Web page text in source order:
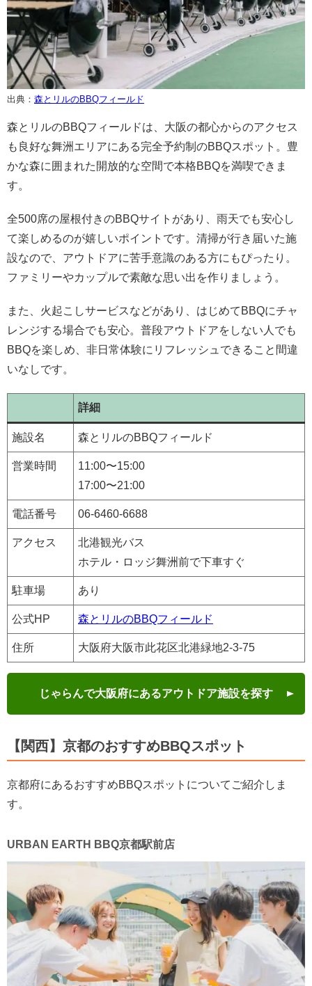
出典： 森とリルのBBQフィールド
森とリルのBBQフィールドは、大阪の都心からのアクセス
も良好な舞洲エリアにある完全予約制のBBQスポット。豊
かな森に囲まれた開放的な空間で本格BBQを満喫できま
す。
全500席の屋根付きのBBQサイトがあり、雨天でも安心し
て楽しめるのが嬉しいポイントです。清掃が行き届いた施
設なので、アウトドアに苦手意識のある方にもぴったり。
ファミリーやカップルで素敵な思い出を作りましょう。
また、火起こしサービスなどがあり、はじめてBBQにチャ
レンジする場合でも安心。普段アウトドアをしない人でも
BBQを楽しめ、非日常体験にリフレッシュできること間違
いなしです。
詳細
施設名 森とリルのBBQフィールド
営業時間
11:00〜15:00
17:00〜21:00
電話番号 ​​06-6460-6688
アクセス
北港観光バス
ホテル・ロッジ舞洲前で下車すぐ
駐車場 あり
公式HP 森とリルのBBQフィールド
住所 大阪府大阪市此花区北港緑地2-3-75
じゃらんで大阪府にあるアウトドア施設を探す
【関西】京都のおすすめBBQスポット
京都府にあるおすすめBBQスポットについてご紹介しま
す。
URBAN EARTH BBQ京都駅前店